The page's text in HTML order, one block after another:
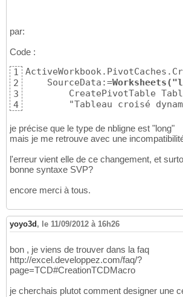
par:
Code :
1
2
3
4
    SourceData:=
CreatePivotTable
"Tableau croisé
je précise que le type de nbligne est "long"
mais je me retrouve avec une
l'erreur vient elle de ce changement, et
bonne syntaxe SVP?
encore merci à tous.
yoyo3d , le 11/09/2012 à 16h26
bon , je viens de trouver dans la faq
http://excel.developpez.com/faq/?
page=TCD#CreationTCDMacro
je cherchais plutot comment designer une